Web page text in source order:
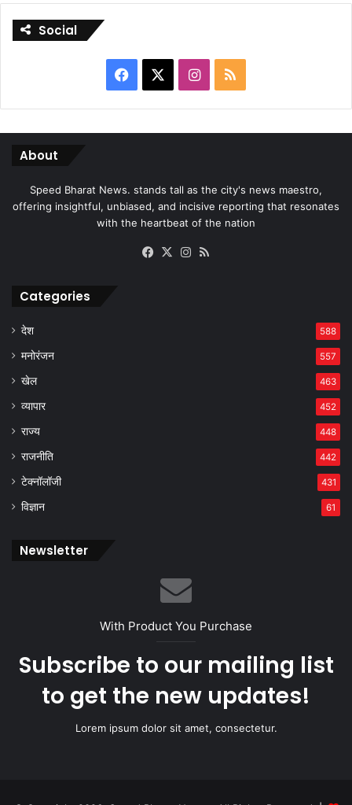
Social
Facebook Instagram
RSS
About
Speed Bharat News. stands tall as the city's news maestro,
offering insightful, unbiased, and incisive reporting that resonates
with the heartbeat of the nation
Facebook
X Instagram
Categories
देश 588
मनोरंजन 557
खेल 463
व्यापार 452
राज्य 448
राजनीति 442
टेक्नॉलॉजी 431
विज्ञान 61
Newsletter
With Product You Purchase
Subscribe to our mailing list
to get the new updates!
Lorem ipsum dolor sit amet, consectetur.